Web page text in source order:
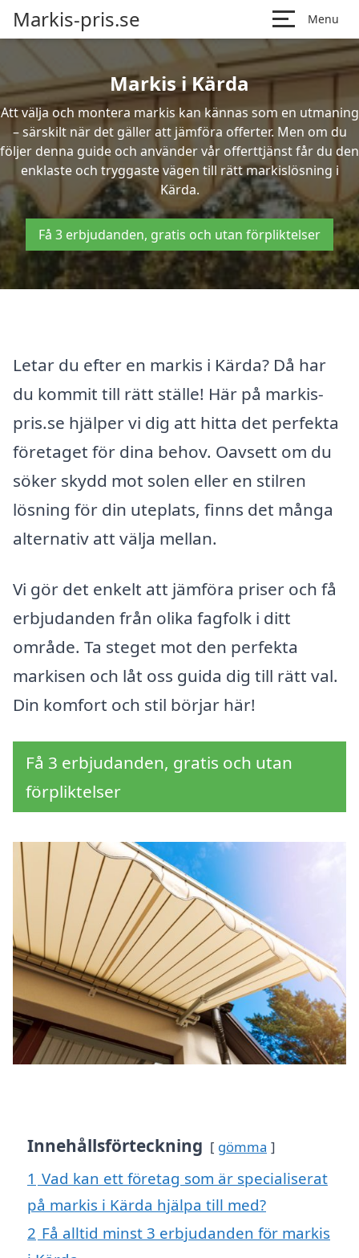
Markis-pris.se Menu
Markis i Kärda
Att välja och montera markis kan kännas som en utmaning
– särskilt när det gäller att jämföra offerter. Men om du
följer denna guide och använder vår offerttjänst får du den
enklaste och tryggaste vägen till rätt markislösning i
Kärda.
Få 3 erbjudanden, gratis och utan förpliktelser
Letar du efter en markis i Kärda? Då har
du kommit till rätt ställe! Här på markis-
pris.se hjälper vi dig att hitta det perfekta
företaget för dina behov. Oavsett om du
söker skydd mot solen eller en stilren
lösning för din uteplats, finns det många
alternativ att välja mellan.
Vi gör det enkelt att jämföra priser och få
erbjudanden från olika fagfolk i ditt
område. Ta steget mot den perfekta
markisen och låt oss guida dig till rätt val.
Din komfort och stil börjar här!
Få 3 erbjudanden, gratis och utan
förpliktelser
Innehållsförteckning gömma
1 Vad kan ett företag som är specialiserat
på markis i Kärda hjälpa till med?
2 Få alltid minst 3 erbjudanden för markis